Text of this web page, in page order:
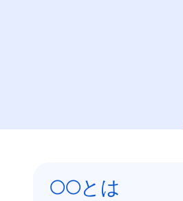
○○とは